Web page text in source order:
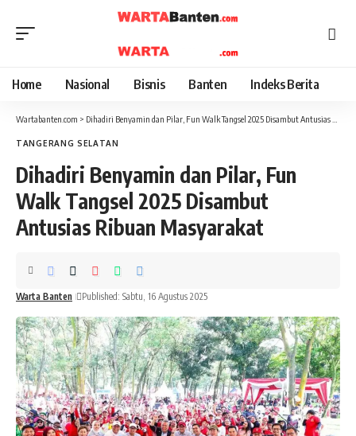
Home Nasional Bisnis Banten Indeks Berita
Wartabanten.com > Dihadiri Benyamin dan Pilar, Fun Walk Tangsel 2025 Disambut Antusias Ribuan Masyarakat
TANGERANG SELATAN
Dihadiri Benyamin dan Pilar, Fun
Walk Tangsel 2025 Disambut
Antusias Ribuan Masyarakat
Warta Banten Published: Sabtu, 16 Agustus 2025